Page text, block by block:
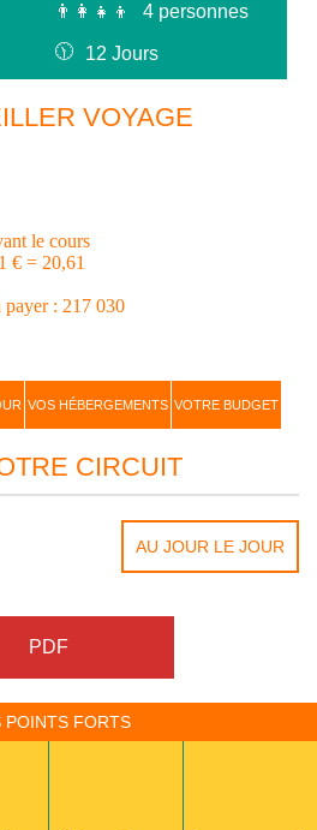
👨‍👩‍👧‍👦
4 personnes
🕦 12 Jours
VOYAGE
le cours
€ = 20,61
: 217 030
VOS HÉBERGEMENTS VOTRE BUDGET
CIRCUIT
AU JOUR LE JOUR
PDF
POINTS FORTS